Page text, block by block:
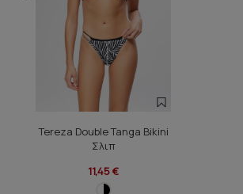
Tereza Double Tanga Bikini
Σλιπ
11,45 €